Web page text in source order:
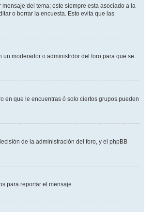
del tema; este siempre esta asociado a la
o borrar la encuesta. Esto evita que las
moderador o administrdor del foro para que se
en que le encuentras ó solo ciertos grupos pueden
de la administración del foro, y el phpBB
para reportar el mensaje.